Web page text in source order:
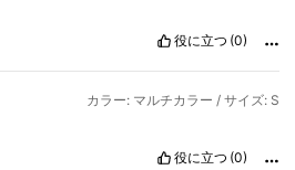
役に立つ (0)
カラー: マルチカラー / サイズ: S
役に立つ (0)